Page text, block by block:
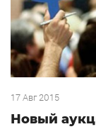
17 Авг 2015
Новый